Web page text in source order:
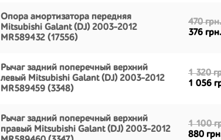
Опора амортизатора передняя
Mitsubishi Galant (DJ) 2003-2012
MR589432 (17556)
470 грн.
376 грн.
Рычаг задний поперечный верхний
левый Mitsubishi Galant (DJ) 2003-2012
MR589459 (3348)
1 320
1 056
Рычаг задний поперечный верхний
правый Mitsubishi Galant (DJ) 2003-2012
1 100
880